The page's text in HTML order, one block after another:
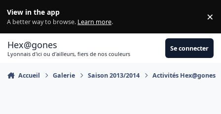
View in the app
A better way to browse. Learn more. ×
Hex@gones
Lyonnais d'ici ou d'ailleurs, fiers de nos couleurs
Se connecter
Accueil Galerie Saison 2013/2014 Activités Hex@gones